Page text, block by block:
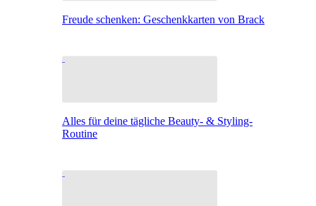
Freude schenken: Geschenkkarten von Brack
Alles für deine tägliche Beauty- & Styling-
Routine